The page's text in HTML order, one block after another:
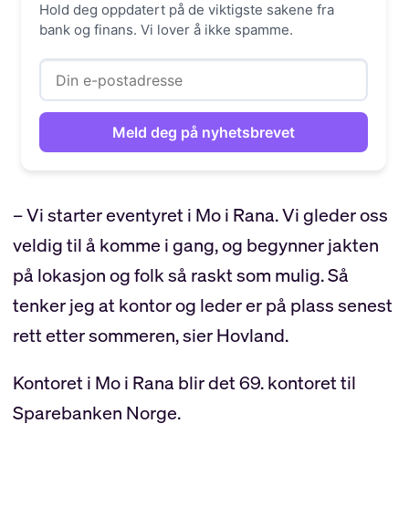
Hold deg oppdatert på de viktigste sakene fra
bank og finans. Vi lover å ikke spamme.
– Vi starter eventyret i Mo i Rana. Vi gleder oss
veldig til å komme i gang, og begynner jakten
på lokasjon og folk så raskt som mulig. Så
tenker jeg at kontor og leder er på plass senest
rett etter sommeren, sier Hovland.
Kontoret i Mo i Rana blir det 69. kontoret til
Sparebanken Norge.